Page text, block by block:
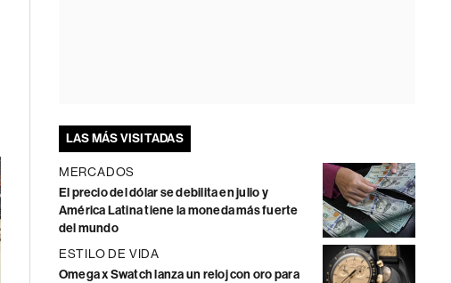
LAS MÁS VISITADAS
MERCADOS
El precio del dólar se debilita en julio y
América Latina tiene la moneda más fuerte
del mundo
ESTILO DE VIDA
Omega x Swatch lanza un reloj con oro para